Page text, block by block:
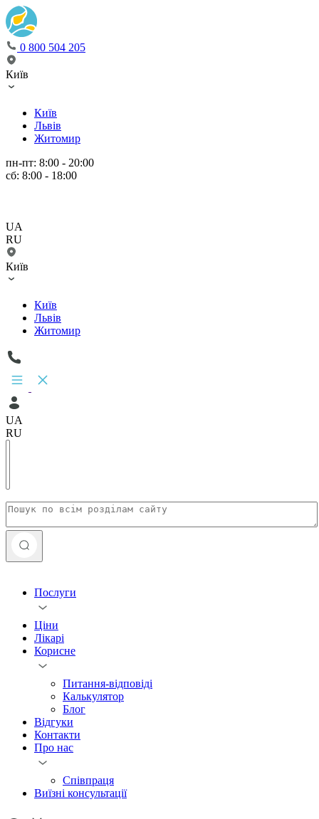
0 800 504 205
Київ
Київ
Львів
Житомир
пн-пт: 8:00 - 20:00
сб: 8:00 - 18:00
UA
RU
Київ
Київ
Львів
Житомир
UA
RU
Послуги
Ціни
Лікарі
Корисне
Питання-відповіді
Калькулятор
Блог
Відгуки
Контакти
Про нас
Співпраця
Виїзні консультації